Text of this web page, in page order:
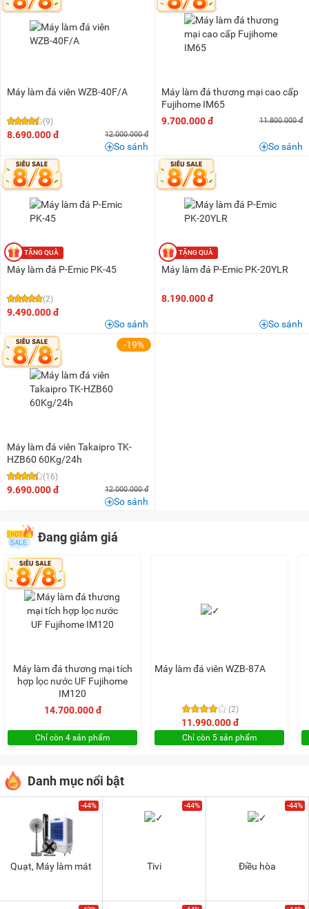
2 triệu - 3 triệu (2)
3 triệu - 5 triệu
15 triệu - 20 triệu
(10)
25 triệu - 30 triệu
30 triệu - 40 triệu
40 triệu - 50 triệu (20)
100 triệu - 200 triệu
Trên 200 triệu (1)
Máy làm đá viên WZB-40F/A
(9)
8.690.000 đ 12.000.000 đ
So sánh
Máy làm đá thương mại cao cấp
Fujihome IM65
9.700.000 đ
11.800.000 đ
So sánh
Máy làm đá P-Emic PK-45
(2)
9.490.000 đ
So sánh
Máy làm đá P-Emic PK-20YLR
8.190.000 đ
So sánh
-19%
Máy làm đá viên Takaipro TK-
HZB60 60Kg/24h
(16)
9.690.000 đ 12.000.000 đ
So sánh
Đang giảm giá
Máy làm đá thương mại tích
hợp lọc nước UF Fujihome
IM120
14.700.000 đ
Chỉ còn 4 sản phẩm
Máy làm đá viên WZB-87A
(2)
11.990.000 đ
Chỉ còn 5 sản phẩm
Danh mục nổi bật
-44%
Quạt, Máy làm mát
-44%
Tivi
-44%
Điều hòa